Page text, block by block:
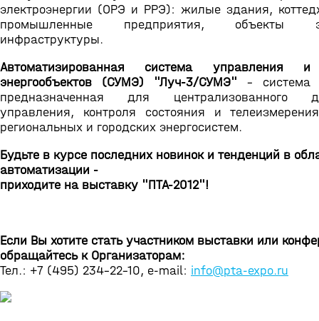
электроэнергии (ОРЭ и РРЭ): жилые здания,
промышленные предприятия, объекты
инфраструктуры.
Автоматизированная система управления и
энергообъектов (СУМЭ) "Луч-3/СУМЭ" – система
предназначенная для централизованного
управления, контроля состояния и
региональных и городских энергосистем.
Будьте в курсе последних новинок и тенденций в
автоматизации -
приходите на выставку "ПТА-2012"!
Если Вы хотите стать участником выставки или
обращайтесь к Организаторам:
Тел.: +7 (495) 234-22-10, e-mail: info@pta-expo.ru